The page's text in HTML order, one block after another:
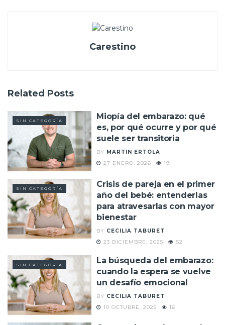
Carestino
Related Posts
SIN CATEGORÍA
Miopía del embarazo: qué
es, por qué ocurre y por qué
suele ser transitoria
BY MARTIN ERTOLA
27 ENERO, 2026
19
SIN CATEGORÍA
Crisis de pareja en el primer
año del bebé: entenderlas
para atravesarlas con mayor
bienestar
BY CECILIA TABURET
23 DICIEMBRE, 2025
82
SIN CATEGORÍA
La búsqueda del embarazo:
cuando la espera se vuelve
un desafío emocional
BY CECILIA TABURET
10 OCTUBRE, 2025
16